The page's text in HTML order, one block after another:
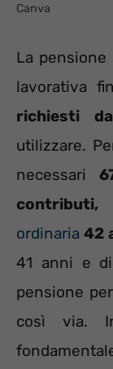
Canva
La
lavorativa
richiesti
utilizzare.
necessari
contributi,
ordinaria 42
41 anni e
pensione
così via.